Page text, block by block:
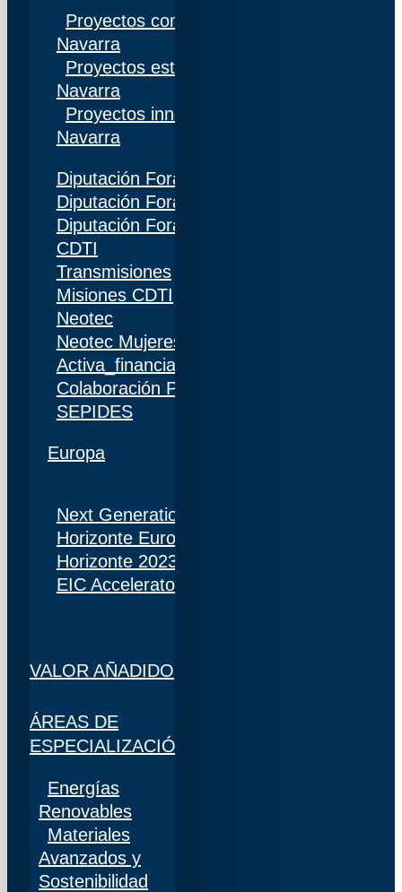
Proyectos competitivos I+D Gobierno de
Navarra
Proyectos estratégicos I+D Gobierno de
Navarra
Proyectos innovación Gobierno de
Navarra
Diputación Foral de Gipuzkoa
Diputación Foral de Bizkaia
Diputación Foral de Álava
CDTI
Transmisiones
Misiones CDTI
Neotec
Neotec Mujeres
Activa_financiación (IDI)
Colaboración Público-Privada (CPP)
SEPIDES
Europa
Next Generation
Horizonte Europa
Horizonte 2023
EIC Accelerator
VALOR AÑADIDO
ÁREAS DE
ESPECIALIZACIÓN
Energías
Renovables
Materiales
Avanzados y
Sostenibilidad